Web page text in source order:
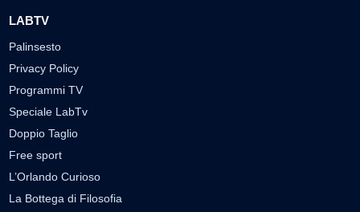
LABTV
Palinsesto
Privacy Policy
Programmi TV
Speciale LabTv
Doppio Taglio
Free sport
L’Orlando Curioso
La Bottega di Filosofia